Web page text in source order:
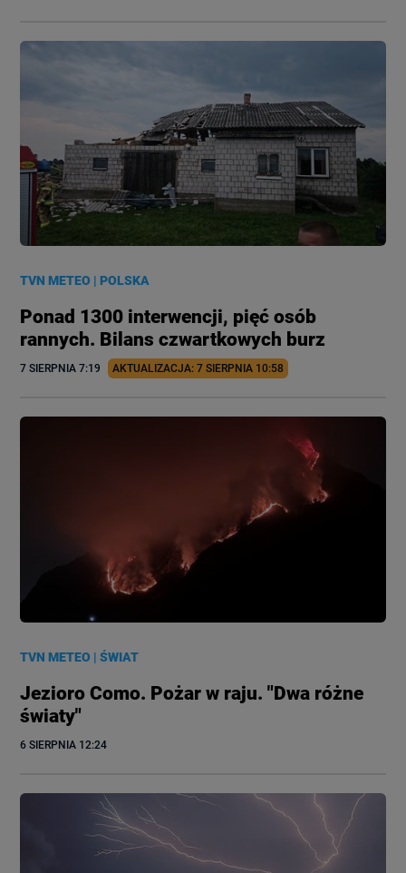
TVN METEO |POLSKA
Ponad 1300 interwencji, pięć osób
rannych. Bilans czwartkowych burz
7 SIERPNIA 7:19 AKTUALIZACJA: 7 SIERPNIA 10:58
TVN METEO |ŚWIAT
Jezioro Como. Pożar w raju. "Dwa różne
światy"
6 SIERPNIA 12:24